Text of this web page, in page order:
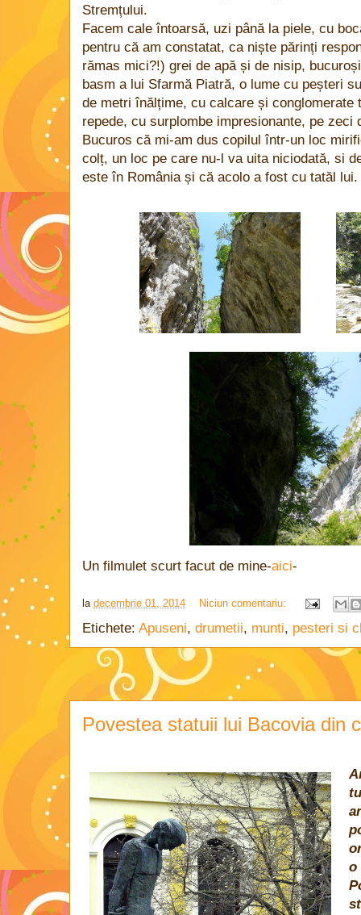
Stremțului.
Facem cale întoarsă, uzi până la piele, cu
pentru că am constatat, ca niște părinți
rămas mici?!) grei de apă și de nisip,
basm a lui Sfarmă Piatră, o lume cu peșteri
de metri înălțime, cu calcare și conglomerate
repede, cu surplombe impresionante, pe zeci
Bucuros că mi-am dus copilul într-un loc
colț, un loc pe care nu-l va uita niciodată, si
este în România și că acolo a fost cu tatăl lui.
Un filmulet scurt facut de mine-aici-
la decembrie 01, 2014 Niciun comentariu:
Etichete: Apuseni, drumetii, munti, pesteri si
Povestea statuii lui Bacovia din
o